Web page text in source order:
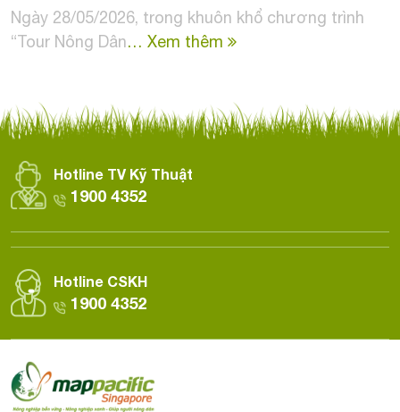
Ngày 28/05/2026, trong khuôn khổ chương trình
“Tour Nông Dân… Xem thêm
Hotline TV Kỹ Thuật
1900 4352
Hotline CSKH
1900 4352